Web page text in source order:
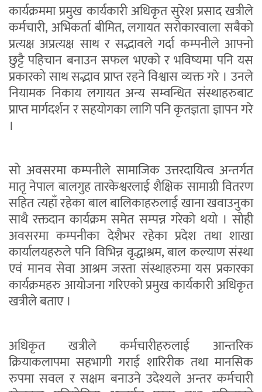
कार्यक्रममा प्रमुख कार्यकारी अधिकृत सुरेश प्रसाद खत्रीले
कर्मचारी, अभिकर्ता बीमित, लगायत सरोकारवाला सबैको
प्रत्यक्ष अप्रत्यक्ष साथ र सद्भावले गर्दा कम्पनीले आफ्नो
छुट्टै पहिचान बनाउन सफल भएको र भविष्यमा पनि यस
प्रकारको साथ सद्भाव प्राप्त रहने विश्वास व्यक्त गरे । उनले
नियामक निकाय लगायत अन्य सम्वन्धित संस्थाहरुबाट
प्राप्त मार्गदर्शन र सहयोगका लागि पनि कृतज्ञता ज्ञापन गरे
।
सो अवसरमा कम्पनीले सामाजिक उत्तरदायित्व अन्तर्गत
मातृ नेपाल बालगुह तारकेश्वरलाई शैक्षिक सामाग्री वितरण
सहित त्यहाँ रहेका बाल बालिकाहरुलाई खाना खवाउनुका
साथै रक्तदान कार्यक्रम समेत सम्पन्न गरेको थयो । सोही
अवसरमा कम्पनीका देशैभर रहेका प्रदेश तथा शाखा
कार्यालयहरुले पनि विभिन्न वृद्धाश्रम, बाल कल्याण संस्था
एवं मानव सेवा आश्रम जस्ता संस्थाहरुमा यस प्रकारका
कार्यक्रमहरु आयोजना गरिएको प्रमुख कार्यकारी अधिकृत
खत्रीले बताए ।
अधिकृत खत्रीले कर्मचारीहरुलाई आन्तरिक
क्रियाकलापमा सहभागी गराई शारिरीक तथा मानसिक
रुपमा सवल र सक्षम बनाउने उदेश्यले अन्तर कर्मचारी